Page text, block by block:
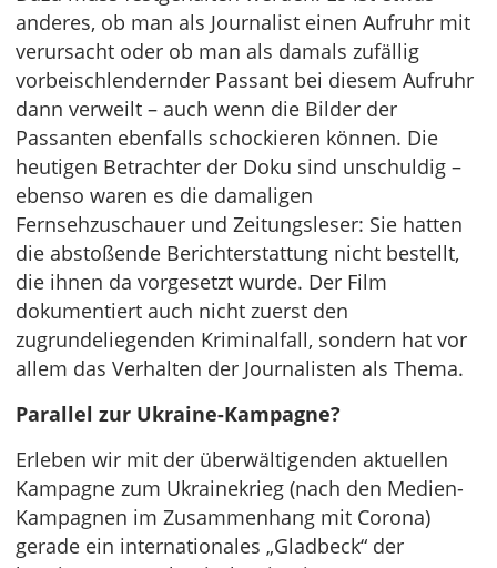
anderes, ob man als Journalist einen Aufruhr mit
verursacht oder ob man als damals zufällig
vorbeischlendernder Passant bei diesem Aufruhr
dann verweilt – auch wenn die Bilder der
Passanten ebenfalls schockieren können. Die
heutigen Betrachter der Doku sind unschuldig –
ebenso waren es die damaligen
Fernsehzuschauer und Zeitungsleser: Sie hatten
die abstoßende Berichterstattung nicht bestellt,
die ihnen da vorgesetzt wurde. Der Film
dokumentiert auch nicht zuerst den
zugrundeliegenden Kriminalfall, sondern hat vor
allem das Verhalten der Journalisten als Thema.
Parallel zur Ukraine-Kampagne?
Erleben wir mit der überwältigenden aktuellen
Kampagne zum Ukrainekrieg (nach den Medien-
Kampagnen im Zusammenhang mit Corona)
gerade ein internationales „Gladbeck“ der